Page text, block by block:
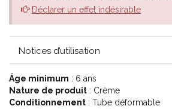
Déclarer un effet indésirable
Notices d’utilisation
Âge minimum : 6 ans
Nature de produit : Crème
Conditionnement : Tube déformable